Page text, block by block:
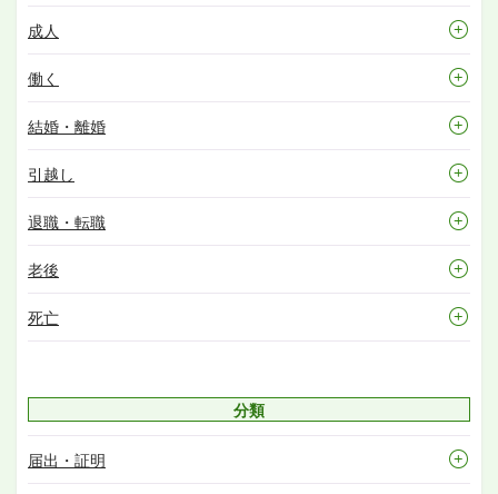
成人
働く
結婚・離婚
引越し
退職・転職
老後
死亡
分類
届出・証明